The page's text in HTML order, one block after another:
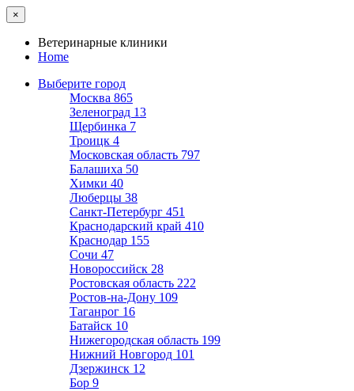
×
Ветеринарные клиники
Home
Выберите город
Москва 865
Зеленоград 13
Щербинка 7
Троицк 4
Московская область 797
Балашиха 50
Химки 40
Люберцы 38
Санкт-Петербург 451
Краснодарский край 410
Краснодар 155
Сочи 47
Новороссийск 28
Ростовская область 222
Ростов-на-Дону 109
Таганрог 16
Батайск 10
Нижегородская область 199
Нижний Новгород 101
Дзержинск 12
Бор 9